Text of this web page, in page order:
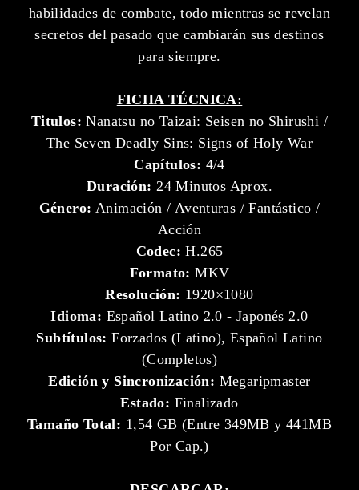
habilidades de combate, todo mientras se revelan
secretos del pasado que cambiarán sus destinos
para siempre.
FICHA TÉCNICA:
Titulos: Nanatsu no Taizai: Seisen no Shirushi /
The Seven Deadly Sins: Signs of Holy War
Capítulos: 4/4
Duración: 24 Minutos Aprox.
Género: Animación / Aventuras / Fantástico /
Acción
Codec:H.265
Formato: MKV
Resolución: 1920×1080
Idioma: Español Latino 2.0 - Japonés 2.0
Subtítulos: Forzados (Latino), Español Latino
(Completos)
Edición y Sincronización: Megaripmaster
Estado: Finalizado
Tamaño Total: 1,54 GB (Entre 349MB y 441MB
Por Cap.)